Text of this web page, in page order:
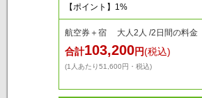
【ポイント】1%
航空券＋宿 大人2人 /2日間の料金
合計103,200円(税込)
(1人あたり51,600円・税込)